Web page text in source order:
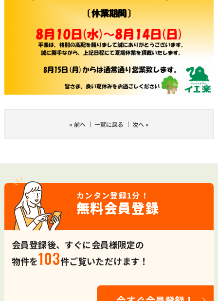
« 前へ ｜ 一覧に戻る ｜次へ»
カンタン登録1分！
無料会員登録
会員登録後、すぐに会員様限定の
物件を103件ご覧いただけます！